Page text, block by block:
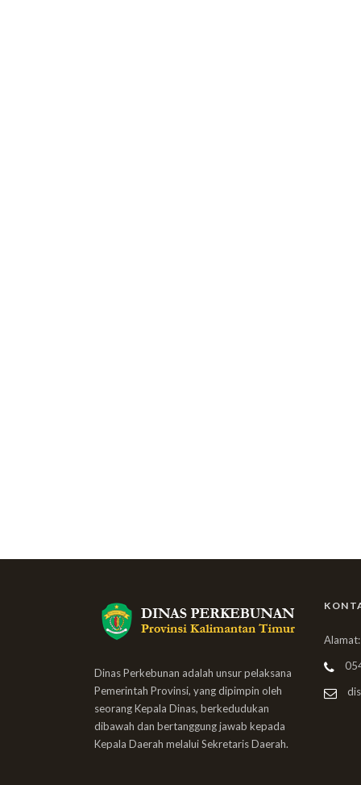
Dinas Perkebunan adalah unsur pelaksana
Pemerintah Provinsi, yang dipimpin oleh
seorang Kepala Dinas, berkedudukan
dibawah dan bertanggung jawab kepada
Kepala Daerah melalui Sekretaris Daerah.